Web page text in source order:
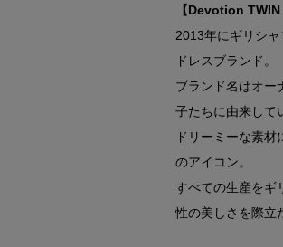
【Devotion TWIN
2013年にギリシ
ドレスブランド。
ブランド名はオー
子たちに由来して
ドリーミーな素
のアイコン。
すべての生産をギ
性の美しさを際立